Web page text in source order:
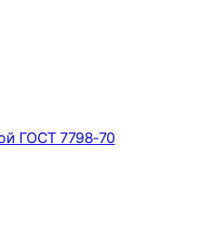
ГОСТ 7798-70